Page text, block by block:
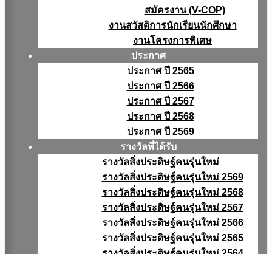
สมัครงาน (V-COP)
งานสวัสดิการนักเรียนนักศึกษา
งานโครงการพิเศษ
ประกาศ
ประกาศ ปี 2565
ประกาศ ปี 2566
ประกาศ ปี 2567
ประกาศ ปี 2568
ประกาศ ปี 2569
รางวัลที่ได้รับ
รางวัลสิ่งประดิษฐ์คนรุ่นใหม่
รางวัลสิ่งประดิษฐ์คนรุ่นใหม่ 2569
รางวัลสิ่งประดิษฐ์คนรุ่นใหม่ 2568
รางวัลสิ่งประดิษฐ์คนรุ่นใหม่ 2567
รางวัลสิ่งประดิษฐ์คนรุ่นใหม่ 2566
รางวัลสิ่งประดิษฐ์คนรุ่นใหม่ 2565